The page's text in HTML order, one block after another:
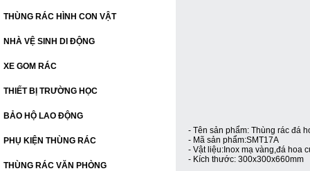
THÙNG RÁC HÌNH CON VẬT
NHÀ VỆ SINH DI ĐỘNG
XE GOM RÁC
THIẾT BỊ TRƯỜNG HỌC
BẢO HỘ LAO ĐỘNG
PHỤ KIỆN THÙNG RÁC
THÙNG RÁC VĂN PHÒNG
- Tên sản phẩm: Thùng rác đá
- Mã sản phẩm:SMT17A
- Vật liệu:Inox mạ vàng,đá hoa
- Kích thước: 300x300x660mm